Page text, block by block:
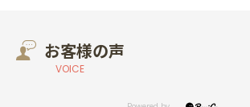
お客様の声
VOICE